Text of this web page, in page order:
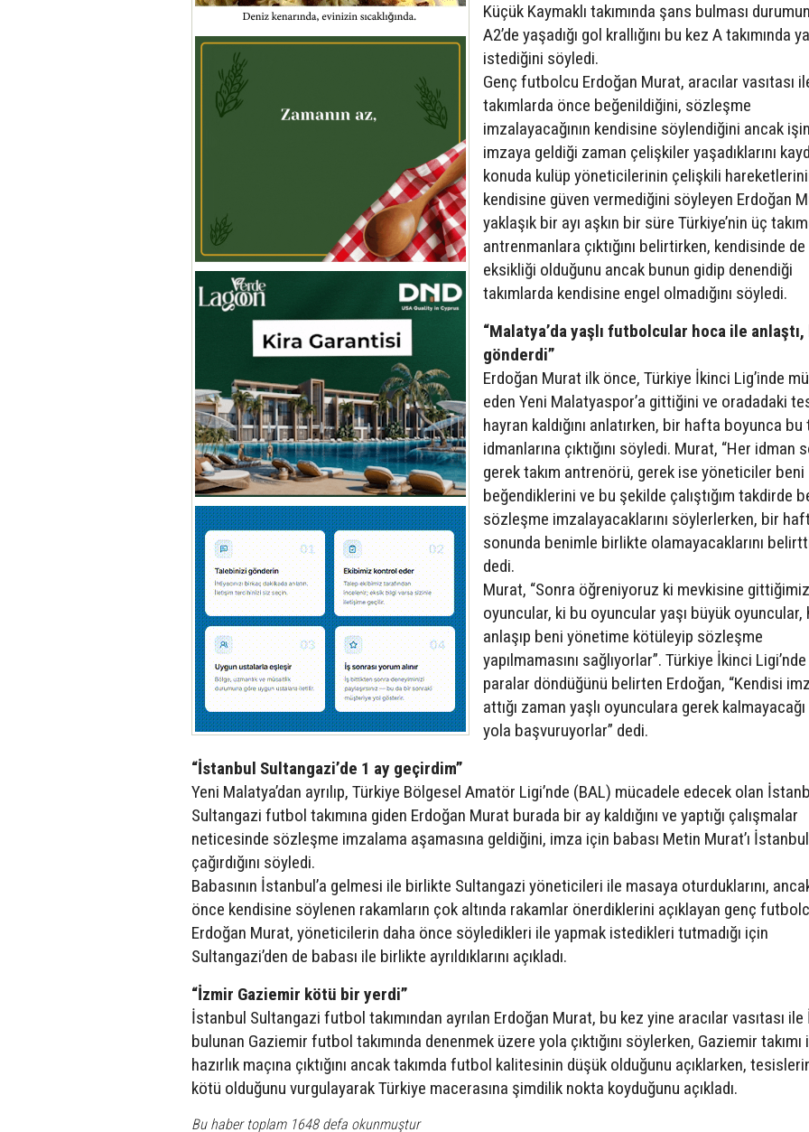
Küçük Kaymaklı takımında şans bulması
A2’de yaşadığı gol krallığını bu kez A takımında
istediğini söyledi.
Genç futbolcu Erdoğan Murat, aracılar vasıtası
takımlarda önce beğenildiğini, sözleşme
imzalayacağının kendisine söylendiğini ancak işin
imzaya geldiği zaman çelişkiler yaşadıklarını
konuda kulüp yöneticilerinin çelişkili
kendisine güven vermediğini söyleyen Erdoğan
yaklaşık bir ayı aşkın bir süre Türkiye’nin üç
antrenmanlara çıktığını belirtirken, kendisinde de
eksikliği olduğunu ancak bunun gidip denendiği
takımlarda kendisine engel olmadığını söyledi.
“Malatya’da yaşlı futbolcular hoca ile
gönderdi”
Erdoğan Murat ilk önce, Türkiye İkinci Lig’inde
eden Yeni Malatyaspor’a gittiğini ve oradadaki
hayran kaldığını anlatırken, bir hafta boyunca bu
idmanlarına çıktığını söyledi. Murat, “Her idman
gerek takım antrenörü, gerek ise yöneticiler beni
beğendiklerini ve bu şekilde çalıştığım takdirde
sözleşme imzalayacaklarını söylerlerken, bir
sonunda benimle birlikte olamayacaklarını
dedi.
Murat, “Sonra öğreniyoruz ki mevkisine gittiğimiz
oyuncular, ki bu oyuncular yaşı büyük oyuncular,
anlaşıp beni yönetime kötüleyip sözleşme
yapılmamasını sağlıyorlar”. Türkiye İkinci
paralar döndüğünü belirten Erdoğan, “Kendisi
attığı zaman yaşlı oyunculara gerek
yola başvuruyorlar” dedi.
“İstanbul Sultangazi’de 1 ay geçirdim”
Yeni Malatya’dan ayrılıp, Türkiye Bölgesel Amatör Ligi’nde (BAL) mücadele edecek olan
Sultangazi futbol takımına giden Erdoğan Murat burada bir ay kaldığını ve yaptığı çalışmalar
neticesinde sözleşme imzalama aşamasına geldiğini, imza için babası Metin Murat’ı
çağırdığını söyledi.
Babasının İstanbul’a gelmesi ile birlikte Sultangazi yöneticileri ile masaya oturduklarını,
önce kendisine söylenen rakamların çok altında rakamlar önerdiklerini açıklayan genç
Erdoğan Murat, yöneticilerin daha önce söyledikleri ile yapmak istedikleri tutmadığı için
Sultangazi’den de babası ile birlikte ayrıldıklarını açıkladı.
“İzmir Gaziemir kötü bir yerdi”
İstanbul Sultangazi futbol takımından ayrılan Erdoğan Murat, bu kez yine aracılar vasıtası ile
bulunan Gaziemir futbol takımında denenmek üzere yola çıktığını söylerken, Gaziemir takımı
hazırlık maçına çıktığını ancak takımda futbol kalitesinin düşük olduğunu açıklarken,
kötü olduğunu vurgulayarak Türkiye macerasına şimdilik nokta koyduğunu açıkladı.
Bu haber toplam 1648 defa okunmuştur